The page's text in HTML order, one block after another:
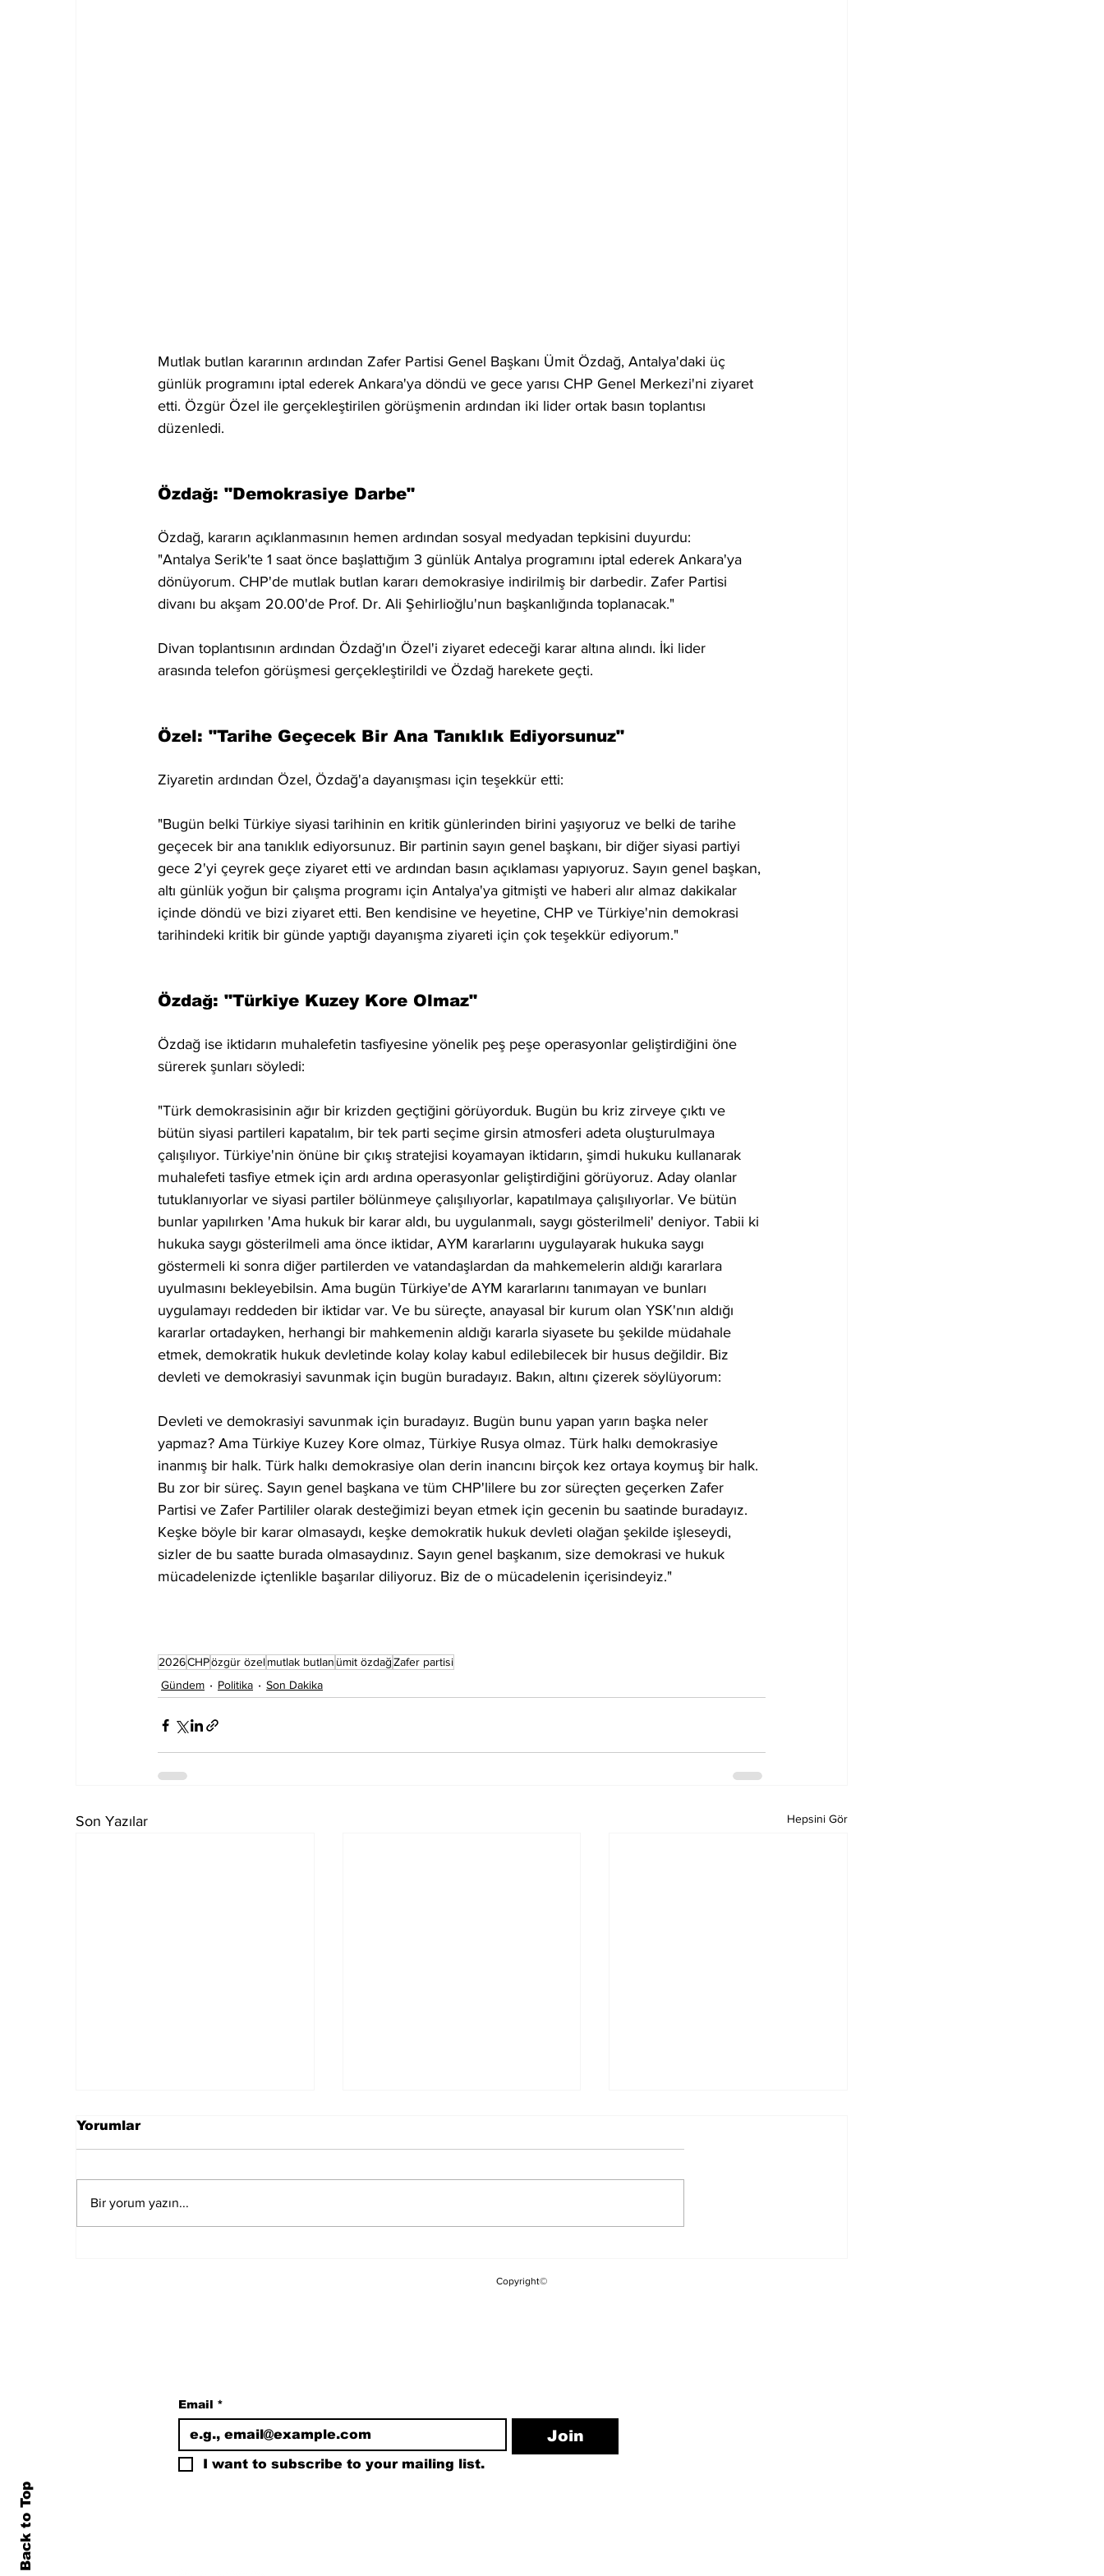
Mutlak butlan kararının ardından Zafer Partisi Genel Başkanı Ümit Özdağ, Antalya'daki üç
günlük programını iptal ederek Ankara'ya döndü ve gece yarısı CHP Genel Merkezi'ni ziyaret
etti. Özgür Özel ile gerçekleştirilen görüşmenin ardından iki lider ortak basın toplantısı
düzenledi.
Özdağ: "Demokrasiye Darbe"
Özdağ, kararın açıklanmasının hemen ardından sosyal medyadan tepkisini duyurdu:
"Antalya Serik'te 1 saat önce başlattığım 3 günlük Antalya programını iptal ederek Ankara'ya
dönüyorum. CHP'de mutlak butlan kararı demokrasiye indirilmiş bir darbedir. Zafer Partisi
divanı bu akşam 20.00'de Prof. Dr. Ali Şehirlioğlu'nun başkanlığında toplanacak."
Divan toplantısının ardından Özdağ'ın Özel'i ziyaret edeceği karar altına alındı. İki lider
arasında telefon görüşmesi gerçekleştirildi ve Özdağ harekete geçti.
Özel: "Tarihe Geçecek Bir Ana Tanıklık Ediyorsunuz"
Ziyaretin ardından Özel, Özdağ'a dayanışması için teşekkür etti:
"Bugün belki Türkiye siyasi tarihinin en kritik günlerinden birini yaşıyoruz ve belki de tarihe
geçecek bir ana tanıklık ediyorsunuz. Bir partinin sayın genel başkanı, bir diğer siyasi partiyi
gece 2'yi çeyrek geçe ziyaret etti ve ardından basın açıklaması yapıyoruz. Sayın genel başkan,
altı günlük yoğun bir çalışma programı için Antalya'ya gitmişti ve haberi alır almaz dakikalar
içinde döndü ve bizi ziyaret etti. Ben kendisine ve heyetine, CHP ve Türkiye'nin demokrasi
tarihindeki kritik bir günde yaptığı dayanışma ziyareti için çok teşekkür ediyorum."
Özdağ: "Türkiye Kuzey Kore Olmaz"
Özdağ ise iktidarın muhalefetin tasfiyesine yönelik peş peşe operasyonlar geliştirdiğini öne
sürerek şunları söyledi:
"Türk demokrasisinin ağır bir krizden geçtiğini görüyorduk. Bugün bu kriz zirveye çıktı ve
bütün siyasi partileri kapatalım, bir tek parti seçime girsin atmosferi adeta oluşturulmaya
çalışılıyor. Türkiye'nin önüne bir çıkış stratejisi koyamayan iktidarın, şimdi hukuku kullanarak
muhalefeti tasfiye etmek için ardı ardına operasyonlar geliştirdiğini görüyoruz. Aday olanlar
tutuklanıyorlar ve siyasi partiler bölünmeye çalışılıyorlar, kapatılmaya çalışılıyorlar. Ve bütün
bunlar yapılırken 'Ama hukuk bir karar aldı, bu uygulanmalı, saygı gösterilmeli' deniyor. Tabii ki
hukuka saygı gösterilmeli ama önce iktidar, AYM kararlarını uygulayarak hukuka saygı
göstermeli ki sonra diğer partilerden ve vatandaşlardan da mahkemelerin aldığı kararlara
uyulmasını bekleyebilsin. Ama bugün Türkiye'de AYM kararlarını tanımayan ve bunları
uygulamayı reddeden bir iktidar var. Ve bu süreçte, anayasal bir kurum olan YSK'nın aldığı
kararlar ortadayken, herhangi bir mahkemenin aldığı kararla siyasete bu şekilde müdahale
etmek, demokratik hukuk devletinde kolay kolay kabul edilebilecek bir husus değildir. Biz
devleti ve demokrasiyi savunmak için bugün buradayız. Bakın, altını çizerek söylüyorum:
Devleti ve demokrasiyi savunmak için buradayız. Bugün bunu yapan yarın başka neler
yapmaz? Ama Türkiye Kuzey Kore olmaz, Türkiye Rusya olmaz. Türk halkı demokrasiye
inanmış bir halk. Türk halkı demokrasiye olan derin inancını birçok kez ortaya koymuş bir halk.
Bu zor bir süreç. Sayın genel başkana ve tüm CHP'lilere bu zor süreçten geçerken Zafer
Partisi ve Zafer Partililer olarak desteğimizi beyan etmek için gecenin bu saatinde buradayız.
Keşke böyle bir karar olmasaydı, keşke demokratik hukuk devleti olağan şekilde işleseydi,
sizler de bu saatte burada olmasaydınız. Sayın genel başkanım, size demokrasi ve hukuk
mücadelenizde içtenlikle başarılar diliyoruz. Biz de o mücadelenin içerisindeyiz."
2026CHPözgür özelmutlak butlan ümit özdağZafer partisi
Gündem
Politika Son Dakika
Son Yazılar Hepsini Gör
Arabistan'da Petrol
Yorumlar
Bir yorum yazın...
Copyright©
Back to Top
Email *
Join
I want to subscribe to your mailing list.